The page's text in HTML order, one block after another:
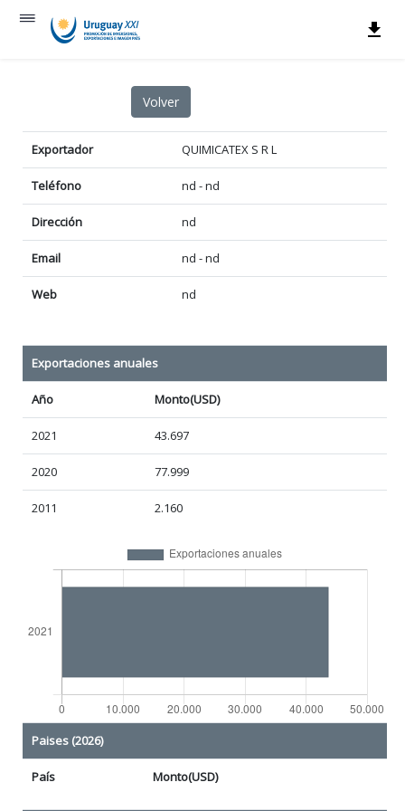
Exportador QUIMICATEX S R L
Teléfono nd - nd
Dirección nd
Email nd - nd
Web nd
Exportaciones anuales
Año Monto(USD)
2021 43.697
2020 77.999
2011 2.160
Paises (2026)
País Monto(USD)